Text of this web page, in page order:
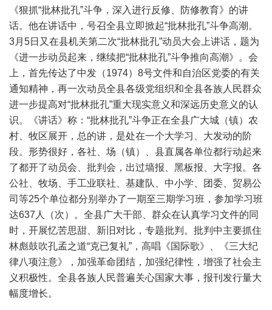
《狠抓“批林批孔”斗争，深入进行反修、防修教育》的讲
话。他在讲话中，号召全县立即掀起“批林批孔”斗争高潮。
3月5日又在县机关第二次“批林批孔”动员大会上讲话，题为
《进一步动员起来，继续把“批林批孔”斗争推向高潮》。会
上，首先传达了中发（1974）8号文件和自治区党委的有关
通知精神，再一次动员全县各级党组织和全县各族人民群众
进一步提高对“批林批孔”重大现实意义和深远历史意义的认
识。《讲话》称：“批林批孔”斗争正在全县广大城（镇）农
村、牧区展开，总的讲，是处在一个大学习、大发动的阶
段。形势很好，各社、场（镇）、县直属各单位都行动起来
了都开了动员会、批判会，出过墙报、黑板报、大字报。各
公社、牧场、手工业联社、基建队、中小学、团委、贸易公
司等25个单位都分别举办了一期至三期学习班，参加学习班
达637人（次）。全县广大干部、群众在认真学习文件的同
时，开展忆苦思甜、新旧对比，专题批判。批判中主要抓住
林彪鼓吹孔孟之道“克已复礼”，高唱《国际歌》、《三大纪
律八项注意》，加强革命团结，加强纪律性，增强了社会主
义积极性。全县各族人民普遍关心国家大事，报刊发行量大
幅度增长。